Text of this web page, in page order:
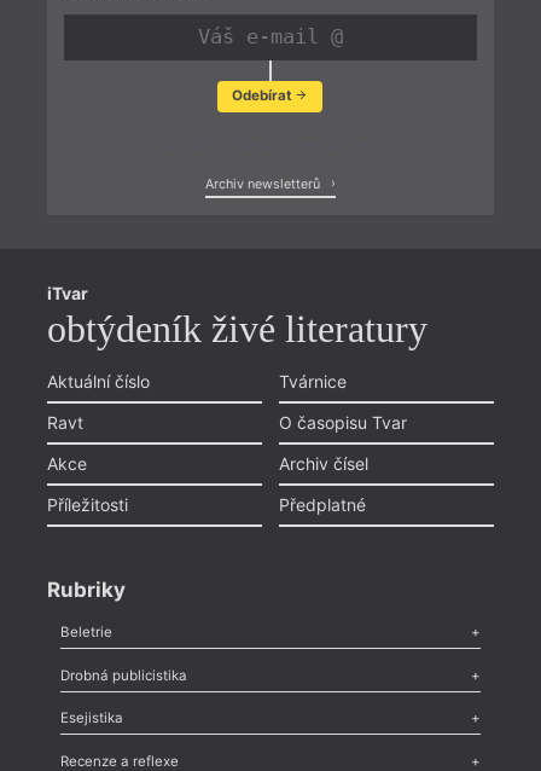
Odebírat
Archiv newsletterů
iTvar
obtýdeník živé literatury
Aktuální číslo
Ravt
Akce
Příležitosti
Tvárnice
O časopisu Tvar
Archiv čísel
Předplatné
Rubriky
Beletrie
Poezie,Próza,Dokumenty
Drobná publicistika
Odlesk
Nekrolog,Glosa,Sloupek,Pozvánka,Literární soutěž,
Esejistika
Esej , Pádlo,Úvaha
Recenze a reflexe